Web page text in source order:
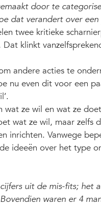
door te
dat verandert over
twee kritieke
klinkt
andere acties te
nu even dit voor een
wat ze wil en wat ze
wat ze wil, maar zelfs
inrichten. Vanwege
ideeën over het type
uit de mis-fits; het
waren er 4